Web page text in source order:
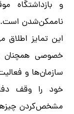
و بازداشتگاه
ناممکن‌شدن
این تمایز
خصوصی همچنان
سازمان‌ها و
خود را وقف
مشخص‌کردن